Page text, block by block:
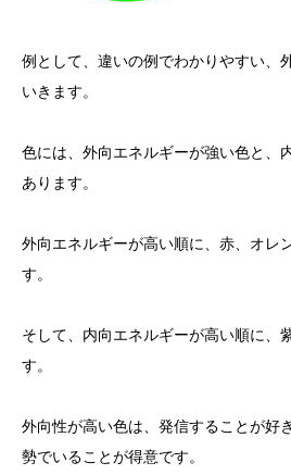
例として、違いの例でわかりやすい、
いきます。
色には、外向エネルギーが強い色と、
あります。
外向エネルギーが高い順に、赤、オレ
す。
そして、内向エネルギーが高い順に、
す。
外向性が高い色は、発信することが好
勢でいることが得意です。